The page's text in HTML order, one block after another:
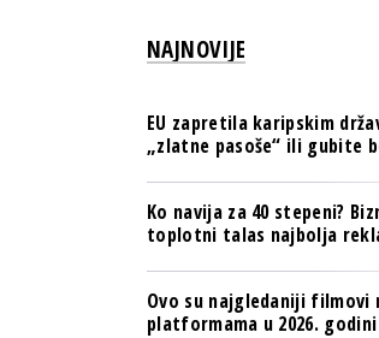
NAJNOVIJE
EU zapretila karipskim
„zlatne pasoše“ ili gubite
Ko navija za 40 stepeni?
toplotni talas najbolja
Ovo su najgledaniji filmovi
platformama u 2026. godini